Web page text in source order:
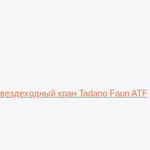
вездеходный кран Tadano Faun ATF